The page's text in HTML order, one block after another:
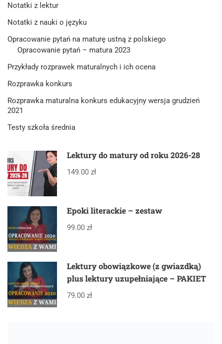
Notatki z lektur
Notatki z nauki o języku
Opracowanie pytań na maturę ustną z polskiego
Opracowanie pytań – matura 2023
Przykłady rozprawek maturalnych i ich ocena
Rozprawka konkurs
Rozprawka maturalna konkurs edukacyjny wersja grudzień
2021
Testy szkoła średnia
Lektury do matury od roku 2026-28
149.00 zł
Epoki literackie – zestaw
99.00 zł
Lektury obowiązkowe (z gwiazdką)
plus lektury uzupełniające – PAKIET
79.00 zł